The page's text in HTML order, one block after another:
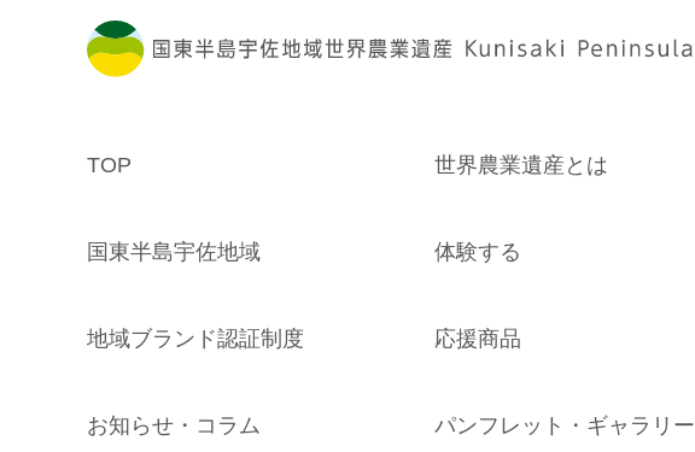
TOP 世界農業遺産とは
国東半島宇佐地域 体験する
地域ブランド認証制度 応援商品
お知らせ・コラム パンフレット・ギャラリー